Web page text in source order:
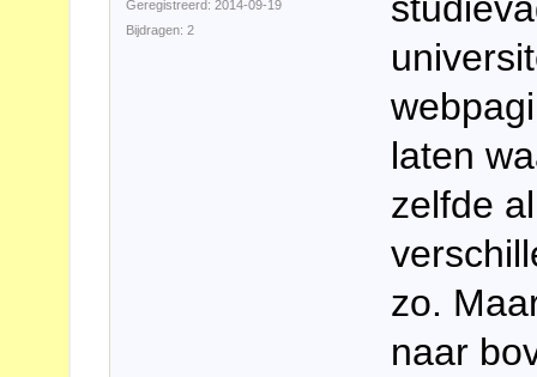
Geregistreerd: 2014-09-19
Bijdragen: 2
laten
zelfde
zo.
naar